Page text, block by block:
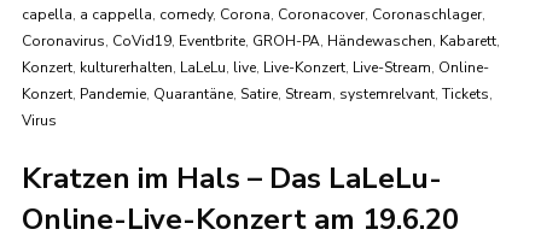
capella, a cappella, comedy, Corona, Coronacover, Coronaschlager,
Coronavirus, CoVid19, Eventbrite, GROH-PA, Händewaschen, Kabarett,
Konzert, kulturerhalten, LaLeLu, live, Live-Konzert, Live-Stream, Online-
Konzert, Pandemie, Quarantäne, Satire, Stream, systemrelvant, Tickets,
Virus
Kratzen im Hals – Das LaLeLu-
Online-Live-Konzert am 19.6.20